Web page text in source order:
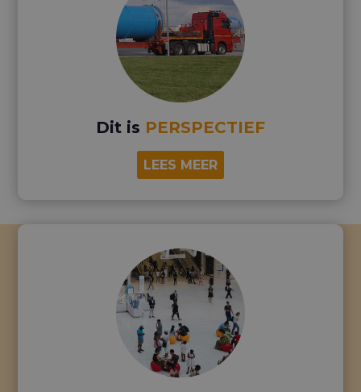
Dit is PERSPECTIEF
LEES MEER